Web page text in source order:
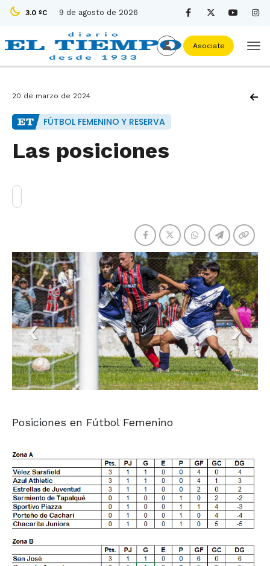
3.0 ºC 9 de agosto de 2026
Asociate
20 de marzo de 2024
FÚTBOL FEMENINO Y RESERVA
Las posiciones
Posiciones en Fútbol Femenino